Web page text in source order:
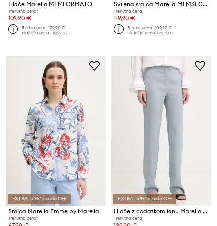
Hlače Marella MLMFORMATO
Trenutna cena:
109,90 €
Redna cena:179,90 €
Najnižja cena:119,90 €
Svilena srajca Marella MLMSEGNALE
Trenutna cena:
119,90 €
Redna cena:209,90 €
Najnižja cena:129,90 €
EXTRA -5 %* s kodo OFF
Srajca Marella Emme by Marella
Trenutna cena:
EXTRA -5 %* s kodo OFF
Hlače z dodatkom lanu Marella TARTINA
Trenutna cena: